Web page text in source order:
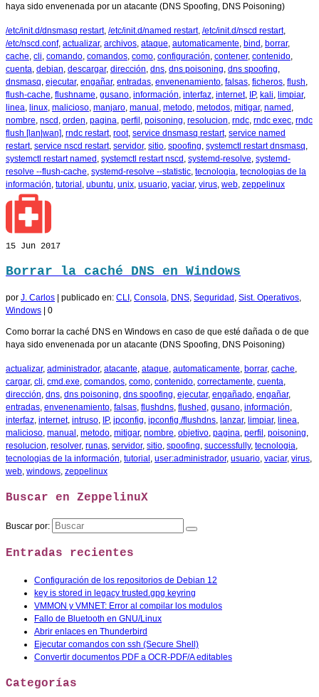
haya sido envenenada por un atacante (DNS Spoofing, DNS Poisoning)
/etc/init.d/dnsmasq restart, /etc/init.d/named restart, /etc/init.d/nscd restart,
/etc/nscd.conf, actualizar, archivos ataque automaticamente bind borrar,
cache cli comando comandos como configuración contener, contenido
cuenta debian descargar, dirección dns dns poisoning dns spoofing
dnsmasq ejecutar, engañar, entradas envenenamiento falsas ficheros flush
flush-cache flushname gusano información interfaz internet, IP, kali limpiar,
linea linux malicioso manjaro manual metodo metodos mitigar, named
nombre nscd orden pagina perfil poisoning resolucion rndc rndc exec rndc
flush [lan|wan] rndc restart, root, service dnsmasq restart, service named
restart, service nscd restart, servidor, sitio spoofing systemctl restart dnsmasq
systemctl restart named systemctl restart nscd systemd-resolve systemd-
resolve --flush-cache systemd-resolve --statistic tecnologia tecnologias de la
información tutorial ubuntu unix usuario vaciar, virus web zeppelinux
15 Jun 2017
Borrar la caché DNS en Windows
por J. Carlos publicado en: CLI , Consola, DNS, Seguridad , Sist. Operativos,
Windows
0
Como borrar la caché DNS en Windows en caso de que esté dañada o de que
haya sido envenenada por un atacante (DNS Spoofing, DNS Poisoning)
actualizar, administrador, atacante, ataque, automaticamente, borrar, cache,
cargar, cli, cmd.exe, comandos, como, contenido, correctamente, cuenta,
dirección, dns, dns poisoning, dns spoofing, ejecutar, engañado, engañar,
entradas, envenenamiento, falsas, flushdns, flushed , gusano, información,
interfaz, internet, intruso, IP, ipconfig, ipconfig /flushdns, lanzar, limpiar, linea,
malicioso, manual , metodo, mitigar, nombre, objetivo, pagina, perfil , poisoning,
resolucion, resolver, runas, servidor, sitio, spoofing, successfully, tecnologia,
tecnologias de la información, tutorial , user:administrador, usuario, vaciar, virus,
web, windows, zeppelinux
Buscar en ZeppelinuX
Buscar por:
Entradas recientes
Configuración de los repositorios de Debian 12
key is stored in legacy trusted.gpg keyring
VMMON y VMNET: Error al compilar los modulos
Fallo de Bluetooth en GNU/Linux
Abrir enlaces en Thunderbird
Ejecutar comandos con ssh (Secure Shell)
Convertir documentos PDF a OCR-PDF/A editables
Categorías